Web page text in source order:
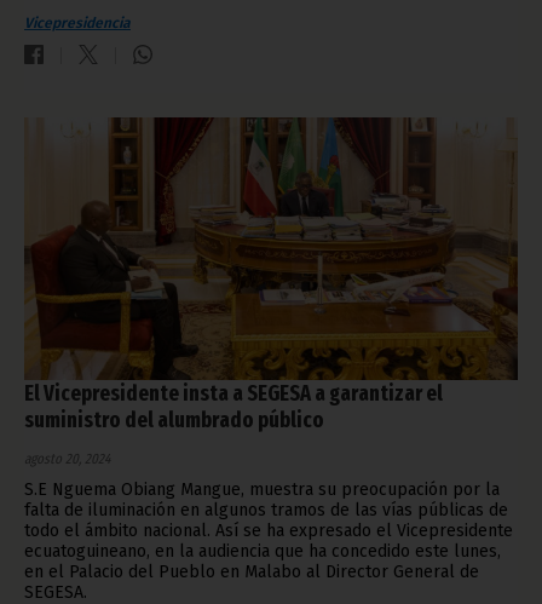
Vicepresidencia
El Vicepresidente insta a SEGESA a garantizar el
suministro del alumbrado público
agosto 20, 2024
S.E Nguema Obiang Mangue, muestra su preocupación por la
falta de iluminación en algunos tramos de las vías públicas de
todo el ámbito nacional. Así se ha expresado el Vicepresidente
ecuatoguineano, en la audiencia que ha concedido este lunes,
en el Palacio del Pueblo en Malabo al Director General de
SEGESA.